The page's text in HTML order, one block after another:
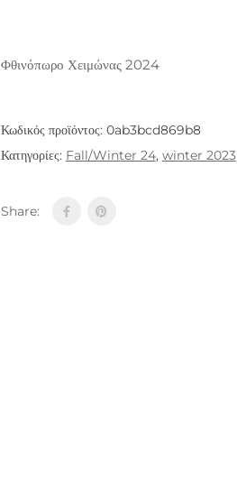
Φθινόπωρο Χειμώνας 2024
Κωδικός προϊόντος: 0ab3bcd869b8
Κατηγορίες: Fall/Winter 24, winter 2023
Share: